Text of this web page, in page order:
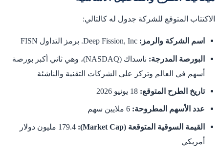
الاكتتاب المتوقع للشركة جدول له كالتالي:
اسم الشركة والرمز:
البورصة المدرجة:
ناسداك (NASDAQ)، وهي ثاني أكبر بورصة
أسهم في العالم وتركز على الشركات التقنية والناشئة
تاريخ الطرح المتوقع:
عدد الأسهم المطروحة:
القيمة السوقية المتوقعة (Market Cap):
179.4 مليون دولار
أمريكي